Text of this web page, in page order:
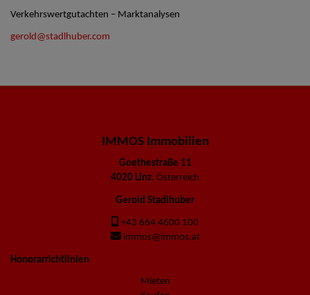
Verkehrswertgutachten – Marktanalysen
gerold@stadlhuber.com
IMMOS Immobilien
Goethestraße 11
4020 Linz, Österreich
Gerold Stadlhuber
+43 664 4600 100
immos@immos.at
Honorarrichtlinien
Mieten